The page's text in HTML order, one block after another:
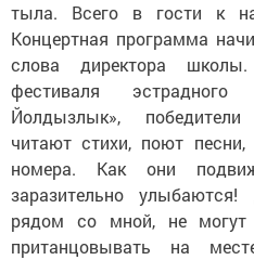
тыла. Всего в гости к
Концертная программа
слова директора
фестиваля эстрадного
Йолдызлык»,
читают стихи, поют
номера. Как они
заразительно
рядом со мной, не могут
пританцовывать на